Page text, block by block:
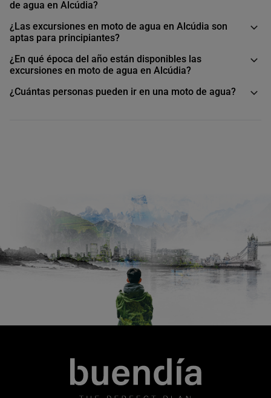
de agua en Alcúdia?
¿Las excursiones en moto de agua en Alcúdia son
aptas para principiantes?
¿En qué época del año están disponibles las
excursiones en moto de agua en Alcúdia?
¿Cuántas personas pueden ir en una moto de agua?